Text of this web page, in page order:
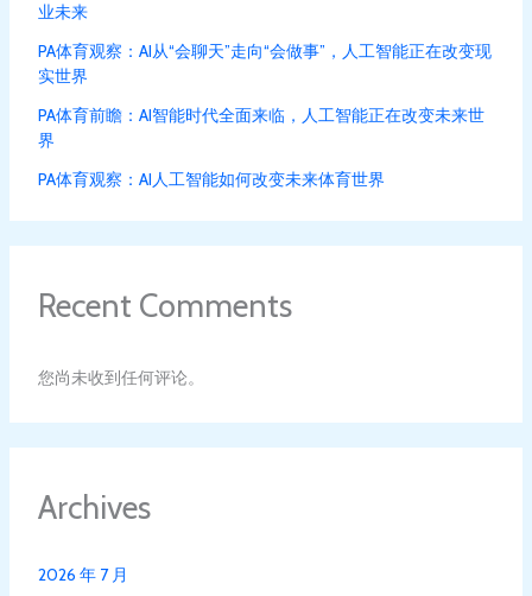
业未来
PA体育观察：AI从“会聊天”走向“会做事”，人工智能正在改变现
实世界
PA体育前瞻：AI智能时代全面来临，人工智能正在改变未来世
界
PA体育观察：AI人工智能如何改变未来体育世界
Recent Comments
您尚未收到任何评论。
Archives
2026 年 7 月